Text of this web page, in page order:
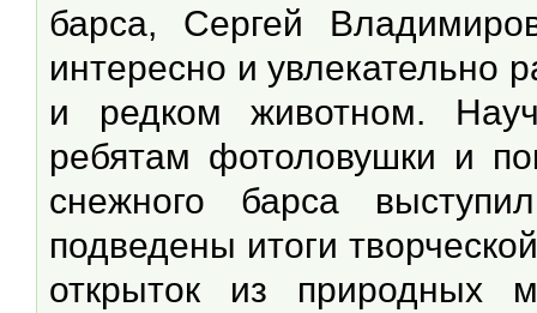
барса, Сергей
интересно и увлекательно
и редком животном.
ребятам фотоловушки и
снежного барса
подведены итоги
открыток из природных